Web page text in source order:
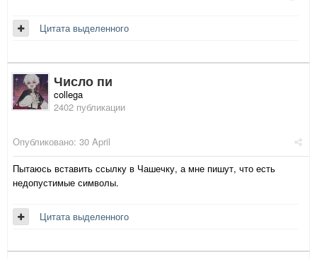
Цитата выделенного
Число пи
collega
2402 публикации
Опубликовано: 30 April
Пытаюсь вставить ссылку в Чашечку, а мне пишут, что есть
недопустимые символы.
Цитата выделенного